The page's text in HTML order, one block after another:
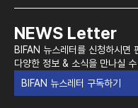
NEWS Letter
BIFAN 뉴스레터를 신청하시면
다양한 정보 & 소식을 만나실
BIFAN 뉴스레터 구독하기